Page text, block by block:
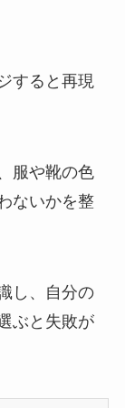
すると再現
服や靴の色
ないかを整
し、自分の
ぶと失敗が